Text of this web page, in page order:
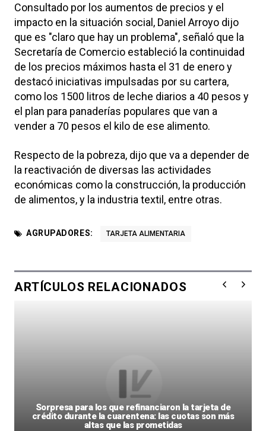
Consultado por los aumentos de precios y el
impacto en la situación social, Daniel Arroyo dijo
que es "claro que hay un problema", señaló que la
Secretaría de Comercio estableció la continuidad
de los precios máximos hasta el 31 de enero y
destacó iniciativas impulsadas por su cartera,
como los 1500 litros de leche diarios a 40 pesos y
el plan para panaderías populares que van a
vender a 70 pesos el kilo de ese alimento.
Respecto de la pobreza, dijo que va a depender de
la reactivación de diversas las actividades
económicas como la construcción, la producción
de alimentos, y la industria textil, entre otras.
AGRUPADORES: TARJETA ALIMENTARIA
ARTÍCULOS RELACIONADOS
Sorpresa para los que refinanciaron la tarjeta de
crédito durante la cuarentena: las cuotas son más
altas que las prometidas